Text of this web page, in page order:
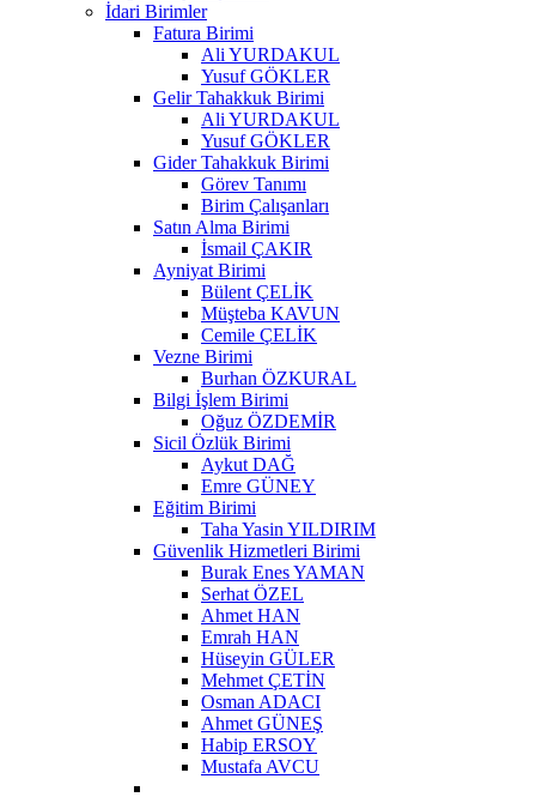
İdari Birimler
Fatura Birimi
Ali YURDAKUL
Yusuf GÖKLER
Gelir Tahakkuk Birimi
Ali YURDAKUL
Yusuf GÖKLER
Gider Tahakkuk Birimi
Görev Tanımı
Birim Çalışanları
Satın Alma Birimi
İsmail ÇAKIR
Ayniyat Birimi
Bülent ÇELİK
Müşteba KAVUN
Cemile ÇELİK
Vezne Birimi
Burhan ÖZKURAL
Bilgi İşlem Birimi
Oğuz ÖZDEMİR
Sicil Özlük Birimi
Aykut DAĞ
Emre GÜNEY
Eğitim Birimi
Taha Yasin YILDIRIM
Güvenlik Hizmetleri Birimi
Burak Enes YAMAN
Serhat ÖZEL
Ahmet HAN
Emrah HAN
Hüseyin GÜLER
Mehmet ÇETİN
Osman ADACI
Ahmet GÜNEŞ
Habip ERSOY
Mustafa AVCU